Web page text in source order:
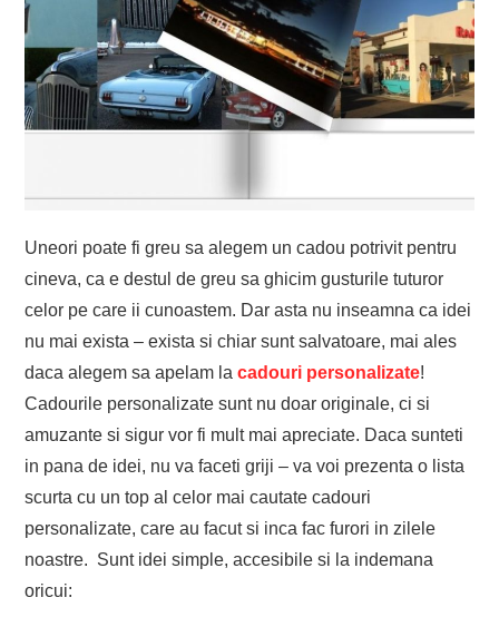
Uneori poate fi greu sa alegem un cadou potrivit pentru
cineva, ca e destul de greu sa ghicim gusturile tuturor
celor pe care ii cunoastem. Dar asta nu inseamna ca idei
nu mai exista – exista si chiar sunt salvatoare, mai ales
daca alegem sa apelam lacadouri personalizate!
Cadourile personalizate sunt nu doar originale, ci si
amuzante si sigur vor fi mult mai apreciate. Daca sunteti
in pana de idei, nu va faceti griji – va voi prezenta o lista
scurta cu un top al celor mai cautate cadouri
personalizate, care au facut si inca fac furori in zilele
noastre. Sunt idei simple, accesibile si la indemana
oricui: